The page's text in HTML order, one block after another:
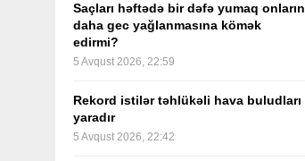
Saçları həftədə bir dəfə yumaq onların
daha gec yağlanmasına kömək
edirmi?
5 Avqust 2026, 22:59
Rekord istilər təhlükəli hava buludları
yaradır
5 Avqust 2026, 22:42